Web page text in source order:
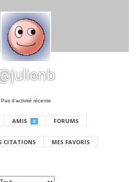
Pas d’activité récente
AMIS 0 FORUMS
CITATIONS MES FAVORIS